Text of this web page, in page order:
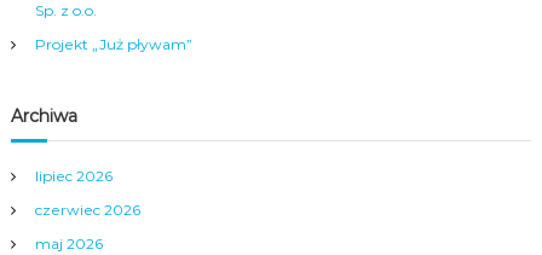
Sp. z o.o.
Projekt „Już pływam”
Archiwa
lipiec 2026
czerwiec 2026
maj 2026